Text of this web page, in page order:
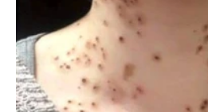
Rozlišení slov:
Které nepatří mezi
ostatní?